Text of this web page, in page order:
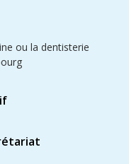
ou la dentisterie